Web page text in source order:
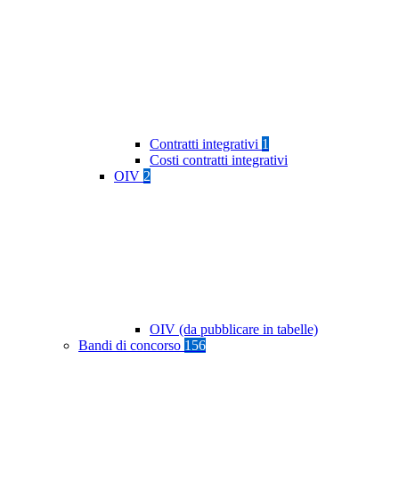
Contratti integrativi 1
Costi contratti integrativi
OIV 2
OIV (da pubblicare in tabelle)
Bandi di concorso 156